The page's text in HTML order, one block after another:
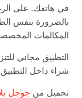
في هاتفك. على
بالضرورة بنفس
المكالمات
التطبيق مجاني
شراء داخل
تحميل من جوجل